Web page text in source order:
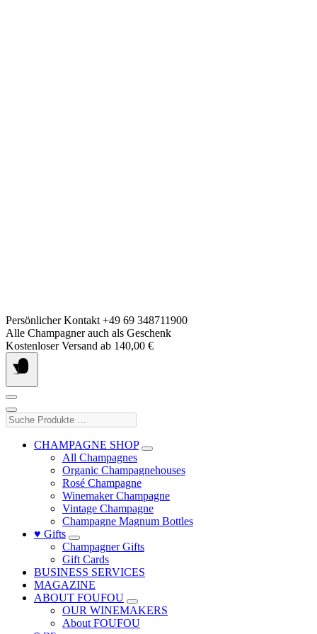
Skip
to
content
Persönlicher Kontakt +49 69 348711900
Alle Champagner auch als Geschenk
Kostenloser Versand ab 140,00 €
Suche
Produkte
CHAMPAGNE SHOP
All Champagnes
Organic Champagnehouses
Rosé Champagne
Winemaker Champagne
Vintage Champagne
Champagne Magnum Bottles
♥ Gifts
Champagner Gifts
Gift Cards
BUSINESS SERVICES
MAGAZINE
ABOUT FOUFOU
OUR WINEMAKERS
About FOUFOU